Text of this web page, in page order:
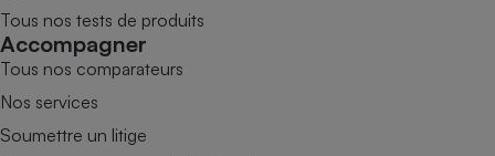
Tous nos tests de produits
Accompagner
Tous nos comparateurs
Nos services
Soumettre un litige